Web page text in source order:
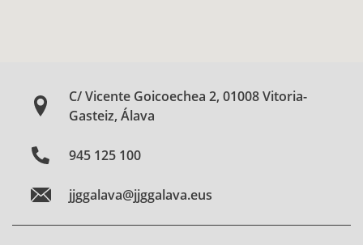
C/ Vicente Goicoechea 2, 01008 Vitoria-
Gasteiz, Álava
945 125 100
jjggalava@jjggalava.eus